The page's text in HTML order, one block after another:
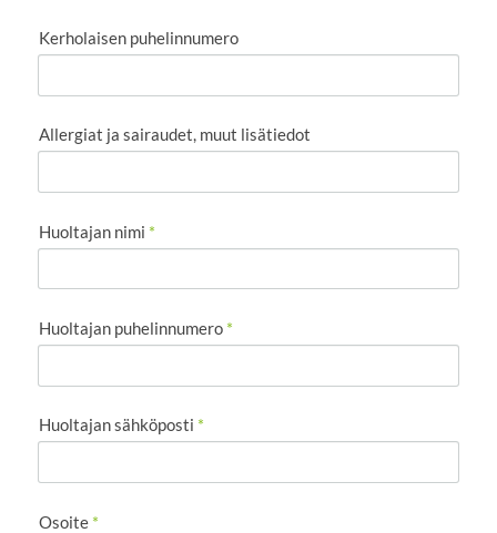
Kerholaisen puhelinnumero
Allergiat ja sairaudet, muut lisätiedot
Huoltajan nimi *
Huoltajan puhelinnumero *
Huoltajan sähköposti *
Osoite *